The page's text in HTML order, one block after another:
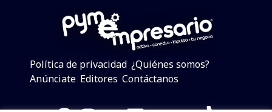
Política de privacidad ¿Quiénes somos?
Anúnciate Editores Contáctanos